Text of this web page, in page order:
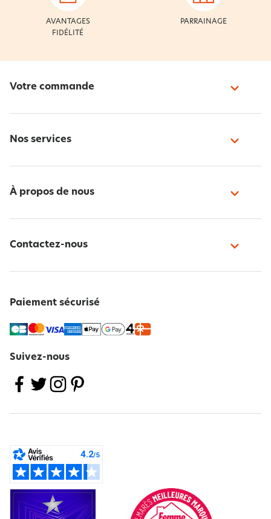
AVANTAGES
FIDÉLITÉ
PARRAINAGE
Votre commande
Nos services
À propos de nous
Contactez-nous
Paiement sécurisé
Suivez-nous